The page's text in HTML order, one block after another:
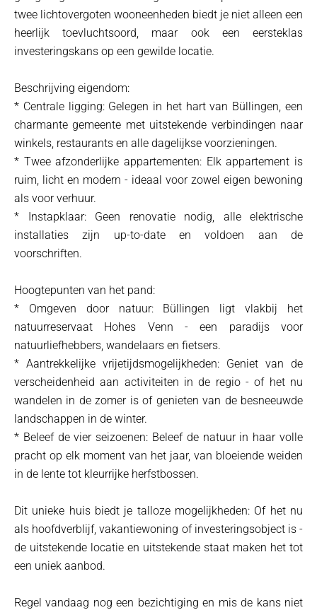
twee lichtovergoten wooneenheden biedt je niet alleen een
heerlijk toevluchtsoord, maar ook een eersteklas
investeringskans op een gewilde locatie.
Beschrijving eigendom:
* Centrale ligging: Gelegen in het hart van Büllingen, een
charmante gemeente met uitstekende verbindingen naar
winkels, restaurants en alle dagelijkse voorzieningen.
* Twee afzonderlijke appartementen: Elk appartement is
ruim, licht en modern - ideaal voor zowel eigen bewoning
als voor verhuur.
* Instapklaar: Geen renovatie nodig, alle elektrische
installaties zijn up-to-date en voldoen aan de
voorschriften.
Hoogtepunten van het pand:
* Omgeven door natuur: Büllingen ligt vlakbij het
natuurreservaat Hohes Venn - een paradijs voor
natuurliefhebbers, wandelaars en fietsers.
* Aantrekkelijke vrijetijdsmogelijkheden: Geniet van de
verscheidenheid aan activiteiten in de regio - of het nu
wandelen in de zomer is of genieten van de besneeuwde
landschappen in de winter.
* Beleef de vier seizoenen: Beleef de natuur in haar volle
pracht op elk moment van het jaar, van bloeiende weiden
in de lente tot kleurrijke herfstbossen.
Dit unieke huis biedt je talloze mogelijkheden: Of het nu
als hoofdverblijf, vakantiewoning of investeringsobject is -
de uitstekende locatie en uitstekende staat maken het tot
een uniek aanbod.
Regel vandaag nog een bezichtiging en mis de kans niet